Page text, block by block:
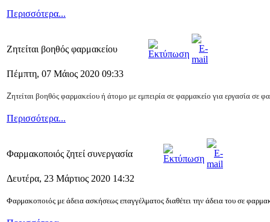
Περισσότερα...
Ζητείται βοηθός φαρμακείου
Πέμπτη, 07 Μάιος 2020 09:33
Ζητείται βοηθός φαρμακείου ή άτομο με εμπειρία σε φαρμακείο για εργασία σε
Περισσότερα...
Φαρμακοποιός ζητεί συνεργασία
Δευτέρα, 23 Μάρτιος 2020 14:32
Φαρμακοποιός με άδεια ασκήσεως επαγγέλματος διαθέτει την άδεια του σε